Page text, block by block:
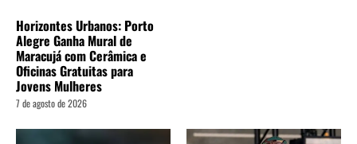
Horizontes Urbanos: Porto
Alegre Ganha Mural de
Maracujá com Cerâmica e
Oficinas Gratuitas para
Jovens Mulheres
7 de agosto de 2026